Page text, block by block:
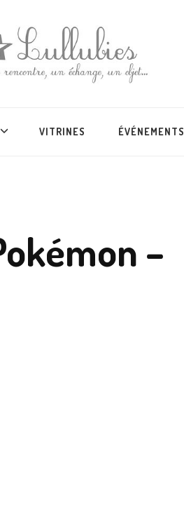
VITRINES ÉVÉNEMENTS
–